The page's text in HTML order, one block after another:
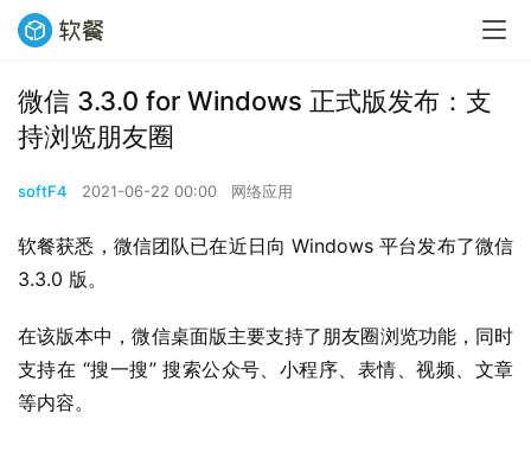
微信 3.3.0 for Windows 正式版发布：支
持浏览朋友圈
softF4 2021-06-22 00:00 网络应用
软餐获悉，微信团队已在近日向 Windows 平台发布了微信
3.3.0 版。
在该版本中，微信桌面版主要支持了朋友圈浏览功能，同时
支持在 “搜一搜” 搜索公众号、小程序、表情、视频、文章
等内容。